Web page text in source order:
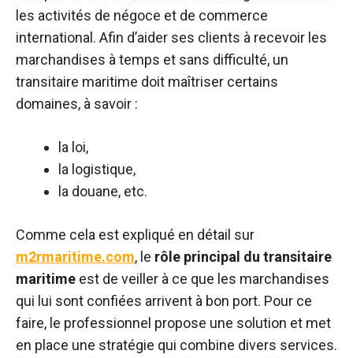
les activités de négoce et de commerce
international. Afin d’aider ses clients à recevoir les
marchandises à temps et sans difficulté, un
transitaire maritime doit maîtriser certains
domaines, à savoir :
la loi,
la logistique,
la douane, etc.
Comme cela est expliqué en détail sur
m2rmaritime.com, le rôle principal du transitaire
maritime est de veiller à ce que les marchandises
qui lui sont confiées arrivent à bon port. Pour ce
faire, le professionnel propose une solution et met
en place une stratégie qui combine divers services.